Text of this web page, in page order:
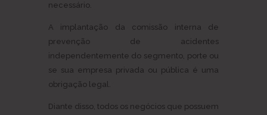
necessário.
A implantação da comissão interna de
prevenção de acidentes
independentemente do segmento, porte ou
se sua empresa privada ou pública é uma
obrigação legal.
Diante disso, todos os negócios que possuem